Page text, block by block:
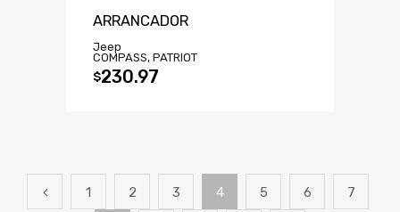
ARRANCADOR
Jeep
COMPASS, PATRIOT
$230.97
1 2 3 4 5 6 7